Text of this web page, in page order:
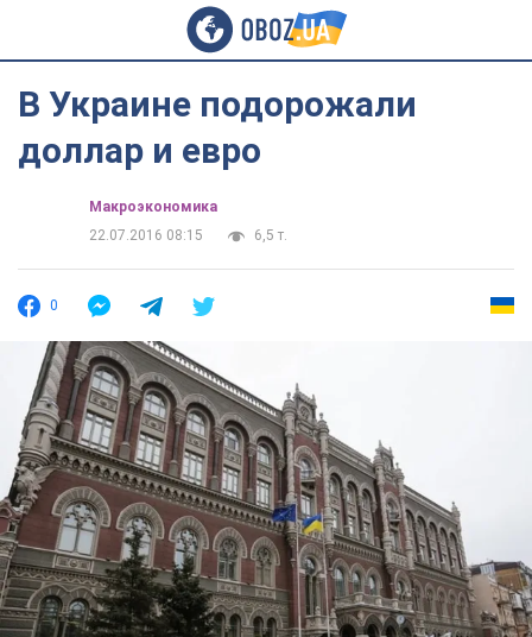
В Украине подорожали
доллар и евро
Mакроэкономика
22.07.2016 08:15
6,5 т.
0